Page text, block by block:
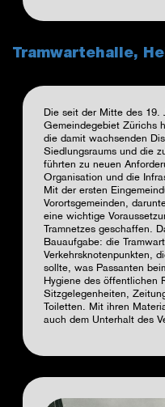
Tramwartehalle,
Die seit der Mitte des 19.
Gemeindegebiet Zürichs
die damit wachsenden
Siedlungsraums und die
führten zu neuen
Organisation und die
Mit der ersten
Vorortsgemeinden,
eine wichtige
Tramnetzes geschaffen.
Bauaufgabe: die
Verkehrsknotenpunkten,
sollte, was Passanten
Hygiene des öffentlichen
Sitzgelegenheiten,
Toiletten. Mit ihren
auch dem Unterhalt des